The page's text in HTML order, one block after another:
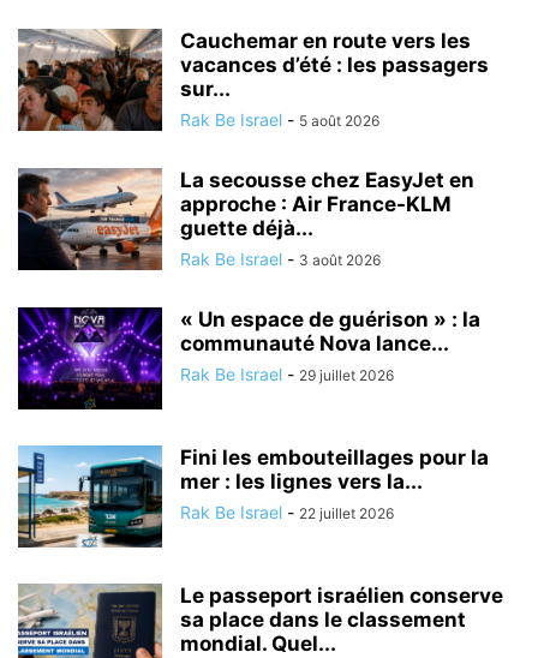
Cauchemar en route vers les
vacances d’été : les passagers
sur...
Rak Be Israel - 5 août 2026
La secousse chez EasyJet en
approche : Air France-KLM
guette déjà...
Rak Be Israel - 3 août 2026
« Un espace de guérison » : la
communauté Nova lance...
Rak Be Israel - 29 juillet 2026
Fini les embouteillages pour la
mer : les lignes vers la...
Rak Be Israel - 22 juillet 2026
Le passeport israélien conserve
sa place dans le classement
mondial. Quel...